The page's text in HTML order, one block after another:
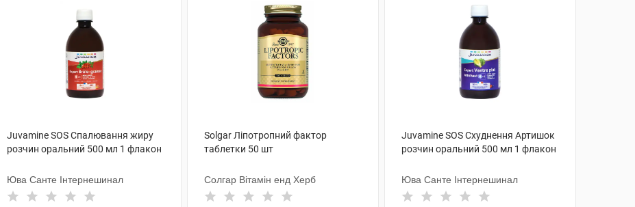
Juvamine SOS Спалювання жиру
розчин оральний 500 мл 1 флакон
Юва Санте Інтернешинал
Solgar Ліпотропний фактор
таблетки 50 шт
Солгар Вітамін енд Херб
Juvamine SOS Схуднення Артишок
розчин оральний 500 мл 1 флакон
Юва Санте Інтернешинал